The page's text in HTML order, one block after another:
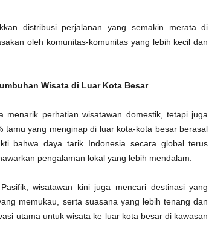
distribusi perjalanan yang semakin merata di
oleh komunitas-komunitas yang lebih kecil dan
Wisata di Luar Kota Besar
perhatian wisatawan domestik, tetapi juga
tamu yang menginap di luar kota-kota besar berasal
bahwa daya tarik Indonesia secara global terus
pengalaman lokal yang lebih mendalam.
wisatawan kini juga mencari destinasi yang
memukau, serta suasana yang lebih tenang dan
utama untuk wisata ke luar kota besar di kawasan